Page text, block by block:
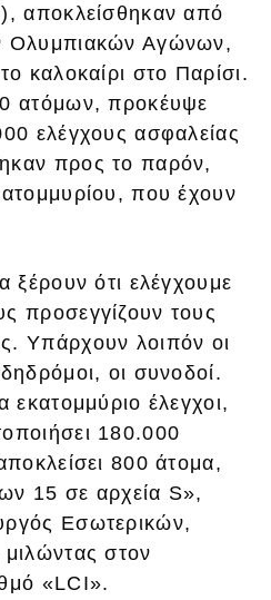
αποκλείσθηκαν από
Ολυμπιακών Αγώνων,
καλοκαίρι στο Παρίσι.
ατόμων, προκέυψε
ελέγχους ασφαλείας
προς το παρόν,
που έχουν
ξέρουν ότι ελέγχουμε
προσεγγίζουν τους
Υπάρχουν λοιπόν οι
οι συνοδοί.
εκατομμύριο έλεγχοι,
180.000
800 άτομα,
15 σε αρχεία S»,
Εσωτερικών,
στον
«LCI».